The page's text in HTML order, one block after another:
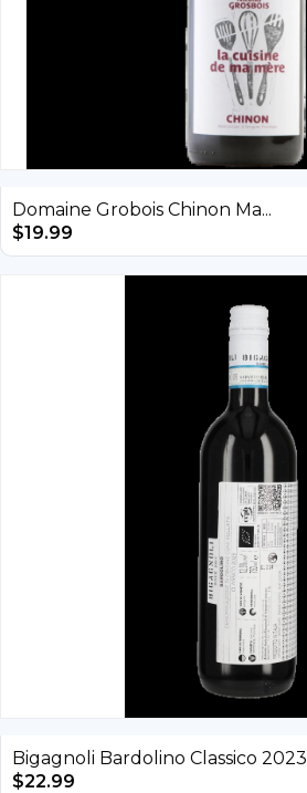
Domaine Grobois Chinon Ma...
$19.99
Bigagnoli Bardolino Classico 2023
$22.99